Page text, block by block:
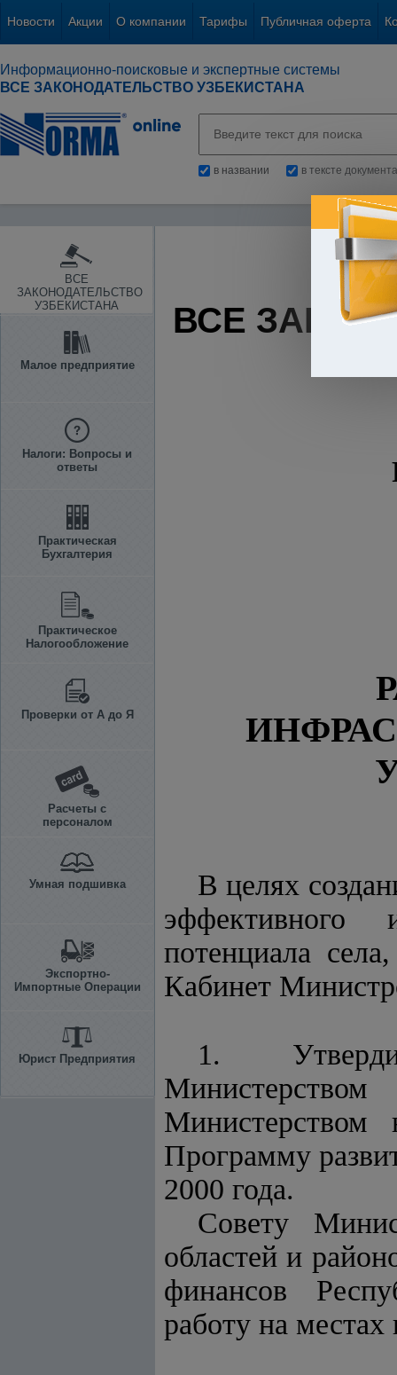
Новости Акции О компании Тарифы Публичная оферта
Информационно-поисковые и экспертные системы
ВСЕ ЗАКОНОДАТЕЛЬСТВО УЗБЕКИСТАНА
в названии в тексте документа
ВСЕ
ЗАКОНОДАТЕЛЬСТВО
УЗБЕКИСТАНА
Малое предприятие
Налоги: Вопросы и
ответы
Практическая
Бухгалтерия
Практическое
Налогообложение
Проверки от А до Я
Расчеты с
персоналом
Умная подшивка
Экспортно-
Импортные Операции
Юрист Предприятия
ВСЕ
В целях
эффективного
потенциала
Кабинет
1.
Министерством
Министерством
Программу
2000 года.
Совету
областей и
финансов
работу на